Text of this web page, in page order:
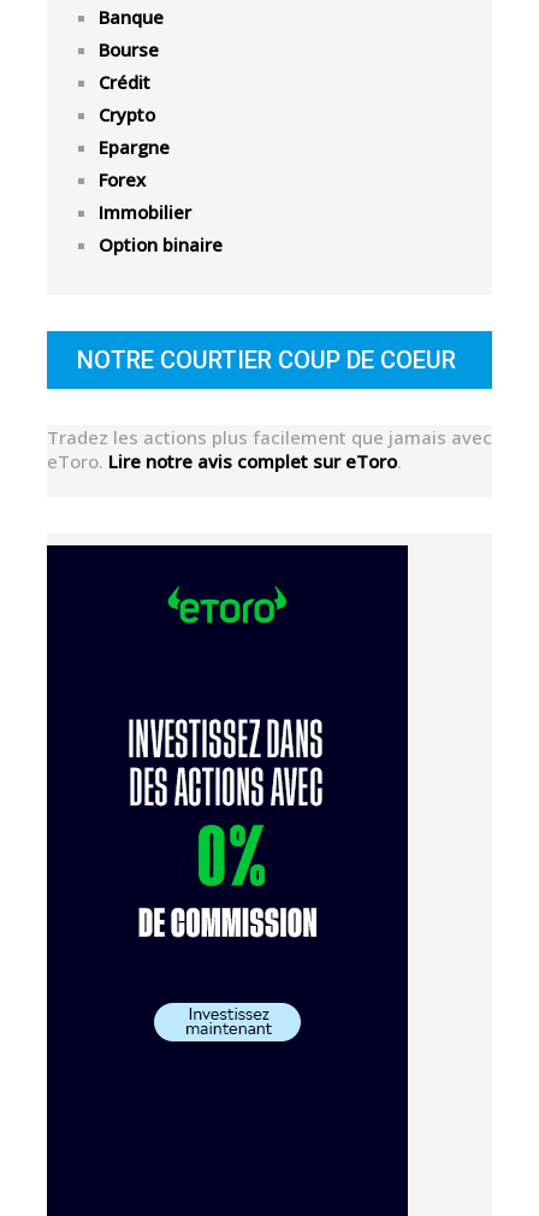
Banque
Bourse
Crédit
Crypto
Epargne
Forex
Immobilier
Option binaire
NOTRE COURTIER COUP DE COEUR
Tradez les actions plus facilement que jamais avec
eToro. Lire notre avis complet sur eToro.